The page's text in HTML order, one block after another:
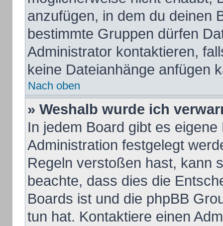
anzufügen, in dem du deinen
bestimmte Gruppen dürfen
Administrator kontaktieren,
keine Dateianhänge anfügen
Nach oben
» Weshalb wurde ich
In jedem Board gibt es
Administration festgelegt
Regeln verstoßen hast, kann
beachte, dass dies die
Boards ist und die phpBB
tun hat. Kontaktiere einen